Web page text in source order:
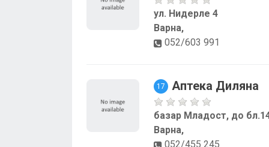
ул. Нидерле 4
Варна,
052/603 991
17 Аптека Диляна
базар Младост, до
Варна,
052/455 245